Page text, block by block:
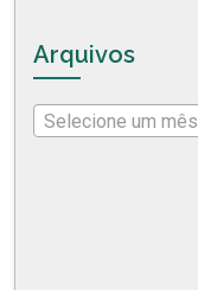
Arquivos
Selecione um mês